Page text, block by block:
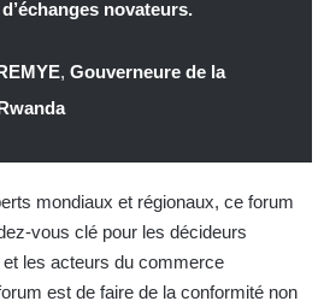
novateurs.
, Gouverneure de la
mondiaux et régionaux, ce forum
vous clé pour les décideurs
les acteurs du commerce
est de faire de la conformité non